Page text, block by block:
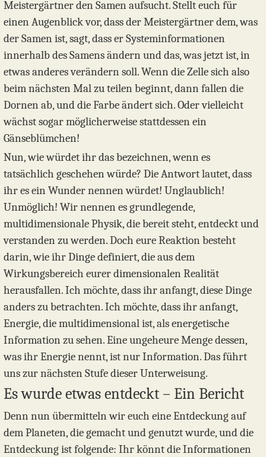
Meistergärtner den Samen aufsucht. Stellt euch für
einen Augenblick vor, dass der Meistergärtner dem, was
der Samen ist, sagt, dass er Systeminformationen
innerhalb des Samens ändern und das, was jetzt ist, in
etwas anderes verändern soll. Wenn die Zelle sich also
beim nächsten Mal zu teilen beginnt, dann fallen die
Dornen ab, und die Farbe ändert sich. Oder vielleicht
wächst sogar möglicherweise stattdessen ein
Gänseblümchen!
Nun, wie würdet ihr das bezeichnen, wenn es
tatsächlich geschehen würde? Die Antwort lautet, dass
ihr es ein Wunder nennen würdet! Unglaublich!
Unmöglich! Wir nennen es grundlegende,
multidimensionale Physik, die bereit steht, entdeckt und
verstanden zu werden. Doch eure Reaktion besteht
darin, wie ihr Dinge definiert, die aus dem
Wirkungsbereich eurer dimensionalen Realität
herausfallen. Ich möchte, dass ihr anfangt, diese Dinge
anders zu betrachten. Ich möchte, dass ihr anfangt,
Energie, die multidimensional ist, als energetische
Information zu sehen. Eine ungeheure Menge dessen,
was ihr Energie nennt, ist nur Information. Das führt
uns zur nächsten Stufe dieser Unterweisung.
Es wurde etwas entdeckt – Ein Bericht
Denn nun übermitteln wir euch eine Entdeckung auf
dem Planeten, die gemacht und genutzt wurde, und die
Entdeckung ist folgende: Ihr könnt die Informationen